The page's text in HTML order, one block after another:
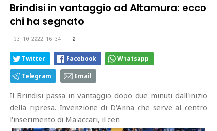
Brindisi in vantaggio ad Altamura: ecco
chi ha segnato
23.10.2022 16:34 0
Twitter Facebook Whatsapp
Telegram Email
Il Brindisi passa in vantaggio dopo due minuti dall'inizio
della ripresa. Invenzione di D'Anna che serve al centro
l'inserimento di Malaccari, il cen